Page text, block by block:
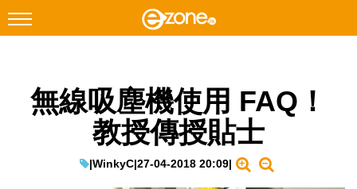
Facebook Instagram
無線吸塵機使用 FAQ！
教授傳授貼士
|WinkyC|27-04-2018 20:09|